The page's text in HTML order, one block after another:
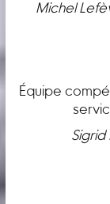
Michel
Équipe